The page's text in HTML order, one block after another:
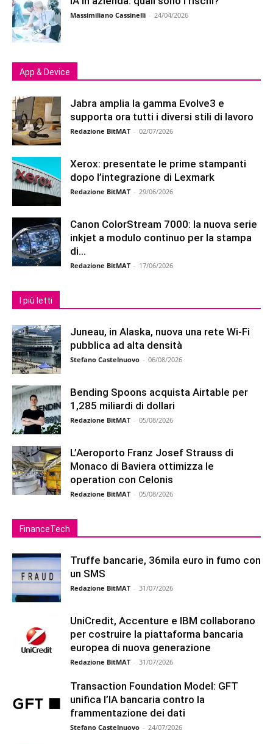
Massimiliano Cassinelli - 24/04/2026
App & Device
Jabra amplia la gamma Evolve3 e
supporta ora tutti i diversi stili di lavoro
Redazione BitMAT - 02/07/2026
Xerox: presentate le prime stampanti
dopo l’integrazione di Lexmark
Redazione BitMAT - 29/06/2026
Canon ColorStream 7000: la nuova serie
inkjet a modulo continuo per la stampa
di...
Redazione BitMAT - 17/06/2026
I più letti
Juneau, in Alaska, nuova una rete Wi-Fi
pubblica ad alta densità
Stefano Castelnuovo - 06/08/2026
Bending Spoons acquista Airtable per
1,285 miliardi di dollari
Redazione BitMAT - 05/08/2026
L’Aeroporto Franz Josef Strauss di
Monaco di Baviera ottimizza le
operation con Celonis
Redazione BitMAT - 05/08/2026
FinanceTech
Truffe bancarie, 36mila euro in fumo con
un SMS
Redazione BitMAT - 31/07/2026
UniCredit, Accenture e IBM collaborano
per costruire la piattaforma bancaria
europea di nuova generazione
Redazione BitMAT - 31/07/2026
Transaction Foundation Model: GFT
unifica l’IA bancaria contro la
frammentazione dei dati
Stefano Castelnuovo - 24/07/2026